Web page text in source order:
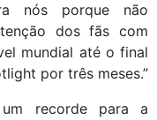
nós porque não
dos fãs com
mundial até o final
por três meses.”
recorde para a